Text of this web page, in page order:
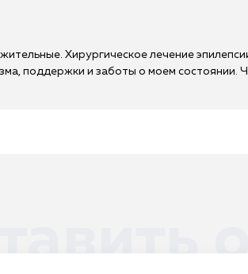
Хирургическое лечение
поддержки и заботы о моем состоянии.